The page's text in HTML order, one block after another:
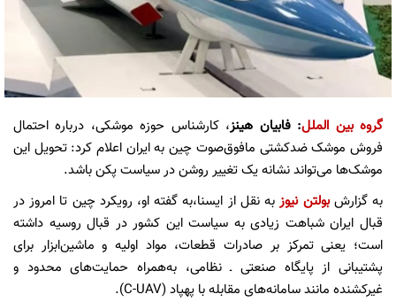
گروه بین الملل: فابیان هینز، کارشناس حوزه موشکی، درباره احتمال
فروش موشک ضدکشتی مافوق‌صوت چین به ایران اعلام کرد: تحویل این
موشک‌ها می‌تواند نشانه یک تغییر روشن در سیاست پکن باشد.
به گزارشبولتن نیوزبه نقل از ایسنا،به گفته او، رویکرد چین تا امروز در
قبال ایران شباهت زیادی به سیاست این کشور در قبال روسیه داشته
است؛ یعنی تمرکز بر صادرات قطعات، مواد اولیه و ماشین‌ابزار برای
پشتیبانی از پایگاه صنعتی ـ نظامی، به‌همراه حمایت‌های محدود و
غیرکشنده مانند سامانه‌های مقابله با پهپاد (C-UAV).